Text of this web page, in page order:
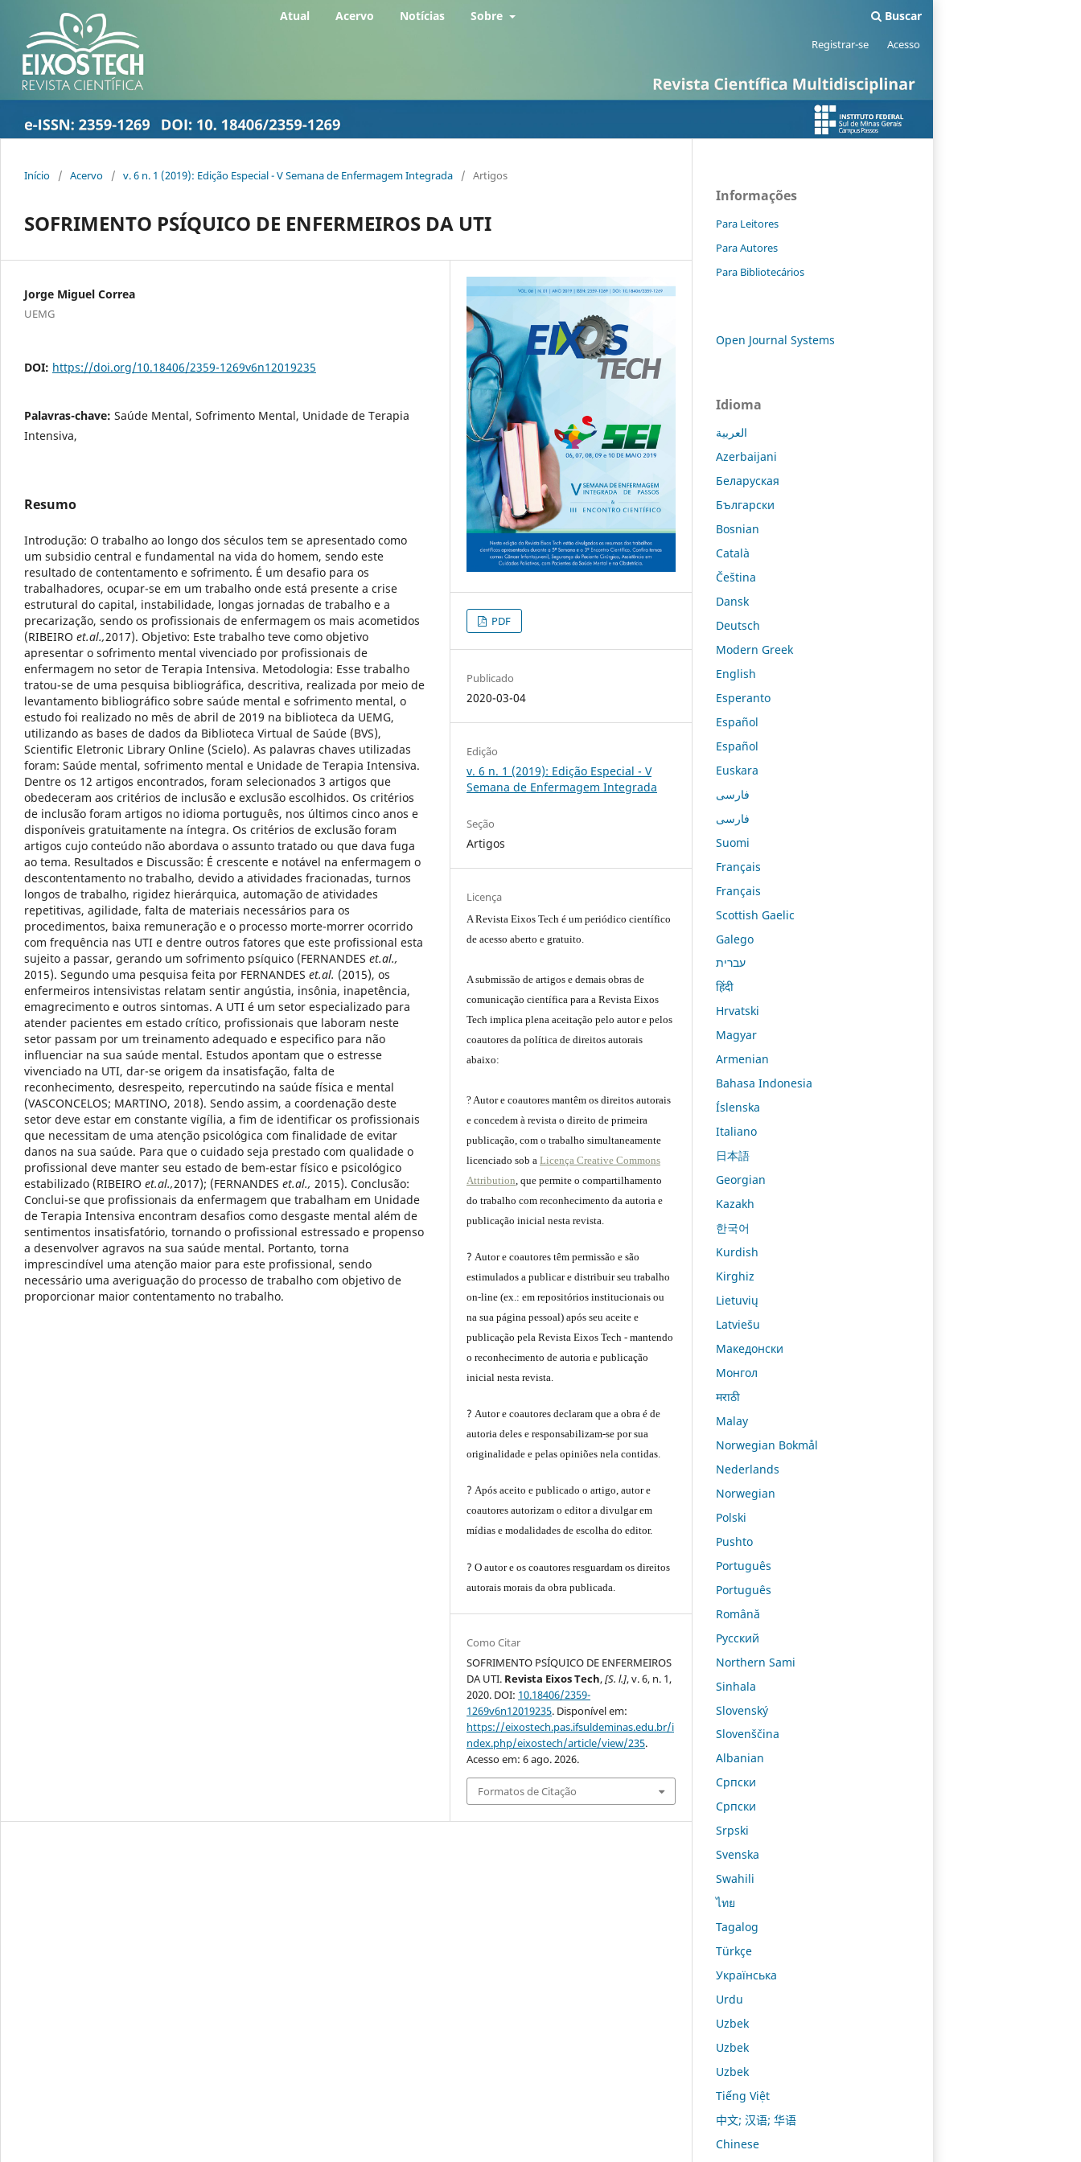
Atual Acervo Notícias Sobre Buscar
Registrar-se Acesso
Início / Acervo / v. 6 n. 1 (2019): Edição Especial - V Semana de Enfermagem Integrada / Artigos
SOFRIMENTO PSÍQUICO DE ENFERMEIROS DA UTI
Jorge Miguel Correa
UEMG
DOI: https://doi.org/10.18406/2359-1269v6n12019235
Palavras-chave: Saúde Mental, Sofrimento Mental, Unidade de Terapia
Intensiva,
Resumo
Introdução: O trabalho ao longo dos séculos tem se apresentado como
um subsidio central e fundamental na vida do homem, sendo este
resultado de contentamento e sofrimento. É um desafio para os
trabalhadores, ocupar-se em um trabalho onde está presente a crise
estrutural do capital, instabilidade, longas jornadas de trabalho e a
precarização, sendo os profissionais de enfermagem os mais acometidos
(RIBEIRO et.al.,2017). Objetivo: Este trabalho teve como objetivo
apresentar o sofrimento mental vivenciado por profissionais de
enfermagem no setor de Terapia Intensiva. Metodologia: Esse trabalho
tratou-se de uma pesquisa bibliográfica, descritiva, realizada por meio de
levantamento bibliográfico sobre saúde mental e sofrimento mental, o
estudo foi realizado no mês de abril de 2019 na biblioteca da UEMG,
utilizando as bases de dados da Biblioteca Virtual de Saúde (BVS),
Scientific Eletronic Library Online (Scielo). As palavras chaves utilizadas
foram: Saúde mental, sofrimento mental e Unidade de Terapia Intensiva.
Dentre os 12 artigos encontrados, foram selecionados 3 artigos que
obedeceram aos critérios de inclusão e exclusão escolhidos. Os critérios
de inclusão foram artigos no idioma português, nos últimos cinco anos e
disponíveis gratuitamente na íntegra. Os critérios de exclusão foram
artigos cujo conteúdo não abordava o assunto tratado ou que dava fuga
ao tema. Resultados e Discussão: É crescente e notável na enfermagem o
descontentamento no trabalho, devido a atividades fracionadas, turnos
longos de trabalho, rigidez hierárquica, automação de atividades
repetitivas, agilidade, falta de materiais necessários para os
procedimentos, baixa remuneração e o processo morte-morrer ocorrido
com frequência nas UTI e dentre outros fatores que este profissional esta
sujeito a passar, gerando um sofrimento psíquico (FERNANDES et.al.,
2015). Segundo uma pesquisa feita por FERNANDES et.al. (2015), os
enfermeiros intensivistas relatam sentir angústia, insônia, inapetência,
emagrecimento e outros sintomas. A UTI é um setor especializado para
atender pacientes em estado crítico, profissionais que laboram neste
setor passam por um treinamento adequado e especifico para não
influenciar na sua saúde mental. Estudos apontam que o estresse
vivenciado na UTI, dar-se origem da insatisfação, falta de
reconhecimento, desrespeito, repercutindo na saúde física e mental
(VASCONCELOS; MARTINO, 2018). Sendo assim, a coordenação deste
setor deve estar em constante vigília, a fim de identificar os profissionais
que necessitam de uma atenção psicológica com finalidade de evitar
danos na sua saúde. Para que o cuidado seja prestado com qualidade o
profissional deve manter seu estado de bem-estar físico e psicológico
estabilizado (RIBEIRO et.al.,2017); (FERNANDES et.al., 2015). Conclusão:
Conclui-se que profissionais da enfermagem que trabalham em Unidade
de Terapia Intensiva encontram desafios como desgaste mental além de
sentimentos insatisfatório, tornando o profissional estressado e propenso
a desenvolver agravos na sua saúde mental. Portanto, torna
imprescindível uma atenção maior para este profissional, sendo
necessário uma averiguação do processo de trabalho com objetivo de
proporcionar maior contentamento no trabalho.
PDF
Publicado
2020-03-04
Edição
v. 6 n. 1 (2019): Edição Especial - V
Semana de Enfermagem Integrada
Seção
Artigos
Licença
A Revista Eixos Tech é um periódico científico
de acesso aberto e gratuito.
A submissão de artigos e demais obras de
comunicação científica para a Revista Eixos
Tech implica plena aceitação pelo autor e pelos
coautores da política de direitos autorais
abaixo:
? Autor e coautores mantêm os direitos autorais
e concedem à revista o direito de primeira
publicação, com o trabalho simultaneamente
licenciado sob aLicença Creative Commons
Attribution, que permite o compartilhamento
do trabalho com reconhecimento da autoria e
publicação inicial nesta revista.
?Autor e coautores têm permissão e são
estimulados a publicar e distribuir seu trabalho
on-line (ex.: em repositórios institucionais ou
na sua página pessoal) após seu aceite e
publicação pela Revista Eixos Tech - mantendo
o reconhecimento de autoria e publicação
inicial nesta revista.
?Autor e coautores declaram que a obra é de
autoria deles e responsabilizam-se por sua
originalidade e pelas opiniões nela contidas.
?Após aceito e publicado o artigo, autor e
coautores autorizam o editor a divulgar em
mídias e modalidades de escolha do editor.
?O autor e os coautores resguardam os direitos
autorais morais da obra publicada.
Como Citar
SOFRIMENTO PSÍQUICO DE ENFERMEIROS
DA UTI. Revista Eixos Tech,[S. l.], v. 6, n. 1,
2020. DOI: 10.18406/2359-
1269v6n12019235. Disponível em:
https://eixostech.pas.ifsuldeminas.edu.br/i
ndex.php/eixostech/article/view/235.
Acesso em: 6 ago. 2026.
Formatos de Citação
Informações
Para Leitores
Para Autores
Para Bibliotecários
Open Journal Systems
Idioma
العربية
Azerbaijani
Беларуская
Български
Bosnian
Català
Čeština
Dansk
Deutsch
Modern Greek
English
Esperanto
Español
Español
Euskara
فارسی
فارسی
Suomi
Français
Français
Scottish Gaelic
Galego
עברית
हिंदी
Hrvatski
Magyar
Armenian
Bahasa Indonesia
Íslenska
Italiano
日本語
Georgian
Kazakh
한국어
Kurdish
Kirghiz
Lietuvių
Latviešu
Македонски
Монгол
मराठी
Malay
Norwegian Bokmål
Nederlands
Norwegian
Polski
Pushto
Português
Português
Română
Русский
Northern Sami
Sinhala
Slovenský
Slovenščina
Albanian
Српски
Српски
Srpski
Svenska
Swahili
ไทย
Tagalog
Türkçe
Українська
Urdu
Uzbek
Uzbek
Uzbek
Tiếng Việt
中文; 汉语; 华语
Chinese